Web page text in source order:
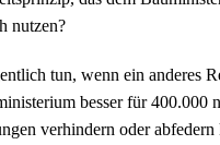
nutzen?
tun, wenn ein anderes
besser für
verhindern oder